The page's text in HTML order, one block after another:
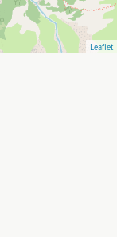
Leaflet